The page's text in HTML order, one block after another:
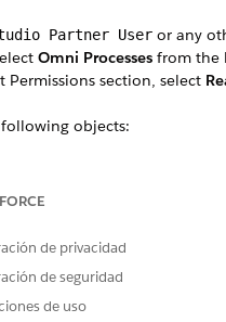
Partner Useror any
Omni Processesfrom the
section, select
objects:
PROBLEMA?
mejorar!
de privacidad
de seguridad
de uso